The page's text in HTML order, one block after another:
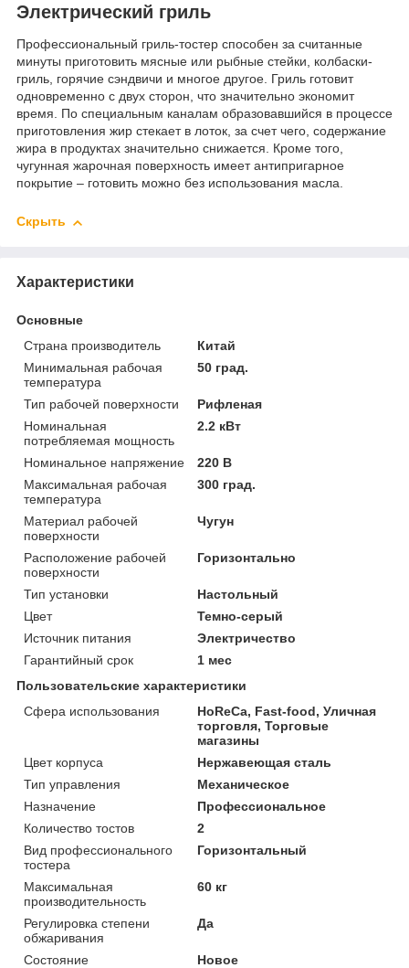
Электрический гриль
Профессиональный гриль-тостер способен за считанные
минуты приготовить мясные или рыбные стейки, колбаски-
гриль, горячие сэндвичи и многое другое. Гриль готовит
одновременно с двух сторон, что значительно экономит
время. По специальным каналам образовавшийся в процессе
приготовления жир стекает в лоток, за счет чего, содержание
жира в продуктах значительно снижается. Кроме того,
чугунная жарочная поверхность имеет антипригарное
покрытие – готовить можно без использования масла.
Скрыть
Характеристики
Основные
Страна производитель
Китай
Минимальная рабочая
температура
50 град.
Тип рабочей поверхности
Рифленая
Номинальная
потребляемая мощность
2.2 кВт
Номинальное напряжение
220 В
Максимальная рабочая
температура
300 град.
Материал рабочей
поверхности
Чугун
Расположение рабочей
поверхности
Горизонтально
Тип установки
Настольный
Цвет
Темно-серый
Источник питания
Электричество
Гарантийный срок
1 мес
Пользовательские характеристики
Сфера использования
HoReCa, Fast-food, Уличная
торговля, Торговые
магазины
Цвет корпуса
Нержавеющая сталь
Тип управления
Механическое
Назначение
Профессиональное
Количество тостов
2
Вид профессионального
тостера
Горизонтальный
Максимальная
производительность
60 кг
Регулировка степени
обжаривания
Да
Состояние
Новое